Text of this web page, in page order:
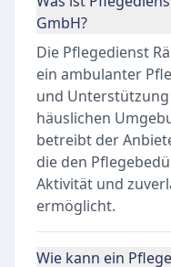
GmbH?
Die Pflegedienst
ein ambulanter
und
häuslichen
betreibt der
die den
Aktivität und
ermöglicht.
Wie kann ein